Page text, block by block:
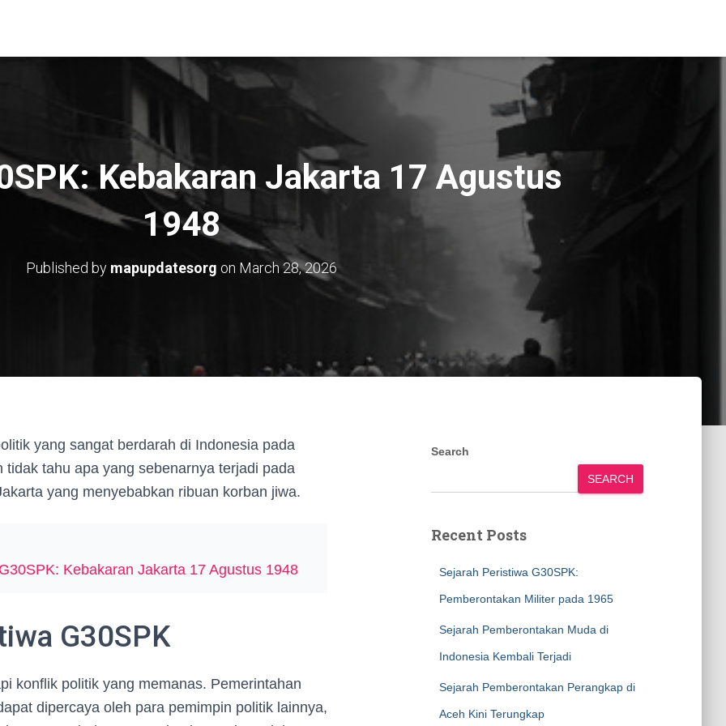
Kebakaran Jakarta 17 Agustus
1948
Published by mapupdatesorg on March 28, 2026
yang sangat berdarah di Indonesia pada
tahu apa yang sebenarnya terjadi pada
yang menyebabkan ribuan korban jiwa.
Kebakaran Jakarta 17 Agustus 1948
G30SPK
konflik politik yang memanas. Pemerintahan
dipercaya oleh para pemimpin politik lainnya,
Search
SEARCH
Recent Posts
Sejarah Peristiwa G30SPK:
Pemberontakan Militer pada 1965
Sejarah Pemberontakan Muda di
Indonesia Kembali Terjadi
Sejarah Pemberontakan Perangkap di
Aceh Kini Terungkap